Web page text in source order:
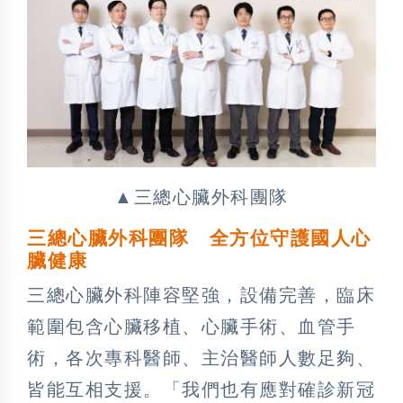
▲三總心臟外科團隊
三總心臟外科團隊 全方位守護國人心
臟健康
三總心臟外科陣容堅強，設備完善，臨床
範圍包含心臟移植、心臟手術、血管手
術，各次專科醫師、主治醫師人數足夠、
皆能互相支援。「我們也有應對確診新冠